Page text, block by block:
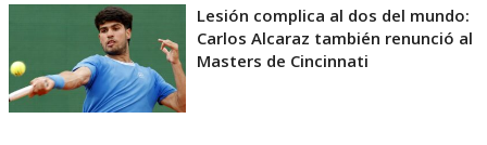
Hope to see you back on court soon ❤️‍🩹
@CincyTennis |@janniksin
pic.twitter.com/spbHi7nuAP